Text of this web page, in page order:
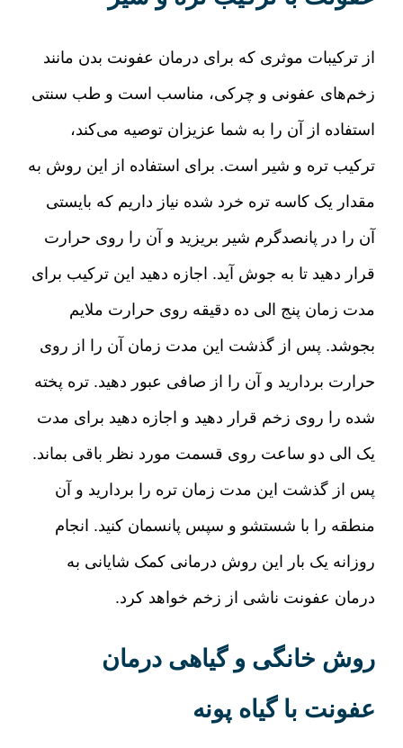
از ترکیبات موثری که برای درمان عفونت بدن مانند
زخم‌های عفونی و چرکی، مناسب است و طب سنتی
استفاده از آن را به شما عزیزان توصیه می‌کند،
ترکیب تره و شیر است. برای استفاده از این روش به
مقدار یک کاسه تره خرد شده نیاز داریم که بایستی
آن را در پانصدگرم شیر بریزید و آن را روی حرارت
قرار دهید تا به جوش آید. اجازه دهید این ترکیب برای
مدت زمان پنج الی ده دقیقه روی حرارت ملایم
بجوشد. پس از گذشت این مدت زمان آن را از روی
حرارت بردارید و آن را از صافی عبور دهید. تره پخته
شده را روی زخم قرار دهید و اجازه دهید برای مدت
یک الی دو ساعت روی قسمت مورد نظر باقی بماند.
پس از گذشت این مدت زمان تره را بردارید و آن
منطقه را با شستشو و سپس پانسمان کنید. انجام
روزانه یک بار این روش درمانی کمک شایانی به
درمان عفونت ناشی از زخم خواهد کرد.
روش خانگی و گیاهی درمان
عفونت با گیاه پونه